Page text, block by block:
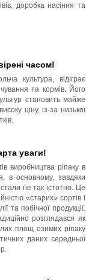
доробка насіння та
часом!
культура, відіграє
та кормів. Його
становить майже
ціну, із-за низької
уваги!
виробництва ріпаку в
в основному, завдяки
не так істотно. Це
«старих» сортів і
та побічної продукції.
розглядався як
площ озимих ріпаку
даних середньої